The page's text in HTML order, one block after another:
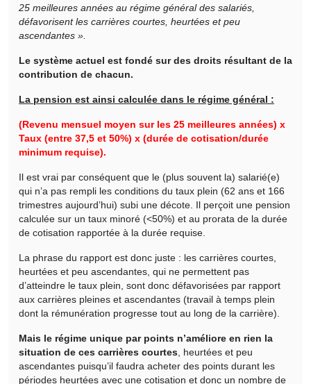
25 meilleures années au régime général des salariés,
défavorisent les carrières courtes, heurtées et peu
ascendantes ».
Le système actuel est fondé sur des droits résultant de la
contribution de chacun.
La pension est ainsi calculée dans le régime général :
(Revenu mensuel moyen sur les 25 meilleures années) x
Taux (entre 37,5 et 50%) x (durée de cotisation/durée
minimum requise).
Il est vrai par conséquent que le (plus souvent la) salarié(e)
qui n’a pas rempli les conditions du taux plein (62 ans et 166
trimestres aujourd’hui) subi une décote. Il perçoit une pension
calculée sur un taux minoré (<50%) et au prorata de la durée
de cotisation rapportée à la durée requise.
La phrase du rapport est donc juste : les carrières courtes,
heurtées et peu ascendantes, qui ne permettent pas
d’atteindre le taux plein, sont donc défavorisées par rapport
aux carrières pleines et ascendantes (travail à temps plein
dont la rémunération progresse tout au long de la carrière).
Mais le régime unique par points n’améliore en rien la
situation de ces carrières courtes , heurtées et peu
ascendantes puisqu’il faudra acheter des points durant les
périodes heurtées avec une cotisation et donc un nombre de